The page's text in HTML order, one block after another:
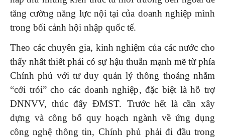
tăng cường năng lực nội tại của doanh nghiệp mình
trong bối cảnh hội nhập quốc tế.
Theo các chuyên gia, kinh nghiệm của các nước cho
thấy nhất thiết phải có sự hậu thuẫn mạnh mẽ từ phía
Chính phủ với tư duy quản lý thông thoáng nhằm
“cởi trói” cho các doanh nghiệp, đặc biệt là hỗ trợ
DNNVV, thúc đẩy ĐMST. Trước hết là cần xây
dựng và công bố quy hoạch ngành về ứng dụng
công nghệ thông tin, Chính phủ phải đi đầu trong